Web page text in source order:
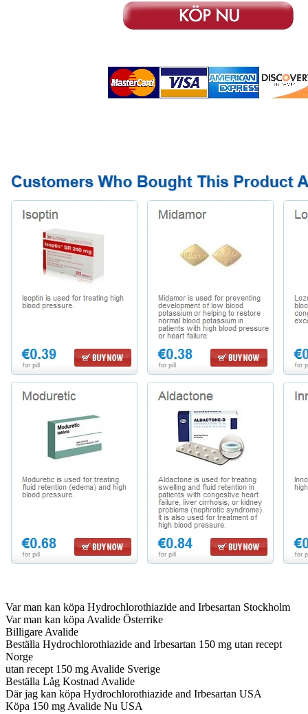
Var man kan köpa Hydrochlorothiazide and Irbesartan Stockholm
Var man kan köpa Avalide Österrike
Billigare Avalide
Beställa Hydrochlorothiazide and Irbesartan 150 mg utan recept
Norge
utan recept 150 mg Avalide Sverige
Beställa Låg Kostnad Avalide
Där jag kan köpa Hydrochlorothiazide and Irbesartan USA
Köpa 150 mg Avalide Nu USA